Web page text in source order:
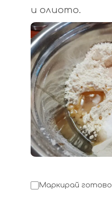
и олиото.
Маркирай готово